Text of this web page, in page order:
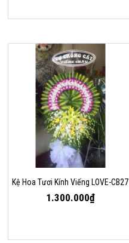
Kệ Hoa Tươi Kính Viếng LOVE-CB27
1.300.000₫